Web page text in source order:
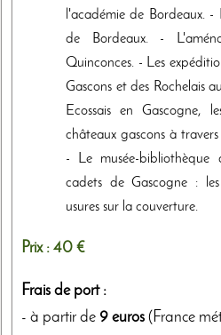
l'académie de Bordeaux.
de Bordeaux. -
Quinconces. - Les
Gascons et des Rochelais
Ecossais en Gascogne,
châteaux gascons à
- Le musée-
cadets de Gascogne :
usures sur la couverture.
Prix : 40 €
Frais de port :
- à partir de 9 euros (France